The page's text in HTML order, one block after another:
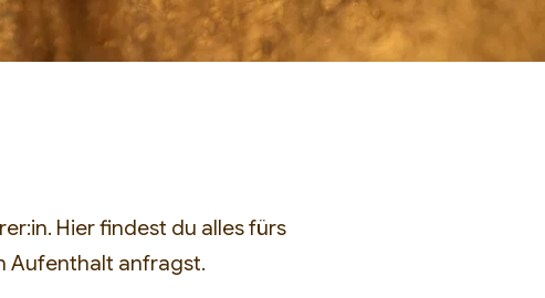
Hier findest du alles fürs
Aufenthalt anfragst.
2027
an die, die von Anfang an
wollen.